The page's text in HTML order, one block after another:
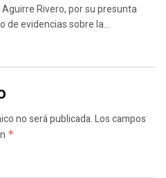
Rivero, por su presunta
evidencias sobre la...
no será publicada.Los campos
*